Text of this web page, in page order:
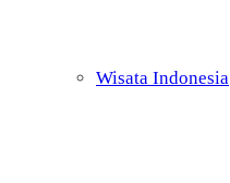
Wisata Indonesia